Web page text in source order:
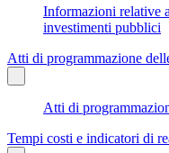
Informazioni relative
investimenti pubblici
Atti di programmazione
Atti di
Tempi costi e indicatori di